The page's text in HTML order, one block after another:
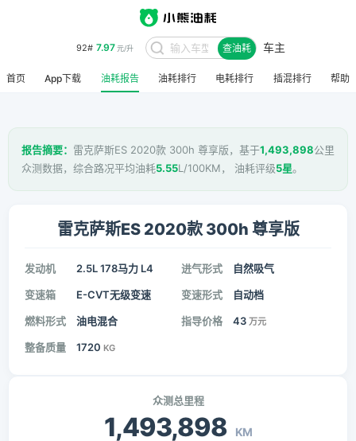
92# 7.97元/升 查油耗 车主
首页 App下载 油耗报告 油耗排行 电耗排行 插混排行 帮助
报告摘要： 雷克萨斯ES 2020款 300h 尊享版，基于1,493,898公里
众测数据，综合路况平均油耗5.55L/100KM， 油耗评级5星。
雷克萨斯ES 2020款 300h 尊享版
发动机 2.5L 178马力 L4 进气形式 自然吸气
变速箱 E-CVT无级变速 变速形式 自动档
燃料形式 油电混合 指导价格 43 万元
整备质量 1720 KG
众测总里程
1,493,898 KM